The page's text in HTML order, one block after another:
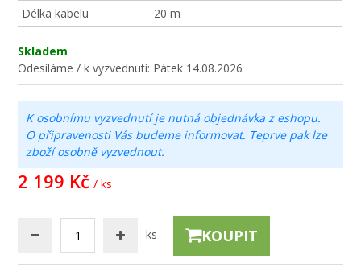
Délka kabelu
20 m
Skladem
Odesíláme / k vyzvednutí: Pátek 14.08.2026
K osobnímu vyzvednutí je nutná objednávka z eshopu.
O připravenosti Vás budeme informovat. Teprve pak lze
zboží osobně vyzvednout.
2 199 Kč / ks
ks KOUPIT